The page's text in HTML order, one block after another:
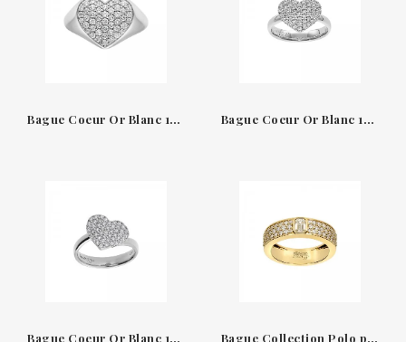
Bague Coeur Or Blanc 18K & Diamants Amore Leo Pizzo Bague Coeur Or Blanc 18K & Diamants Amore Leo Pizzo
Bague Coeur Or Blanc 18K & Diamants Amore Leo Pizzo Bague Collection Polo par Leo Pizzo